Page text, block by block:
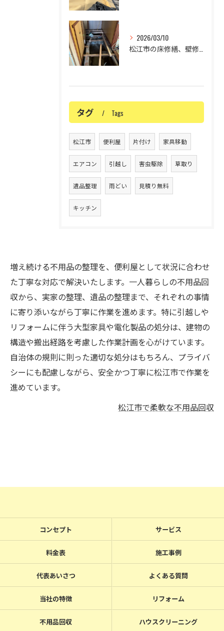
2026/03/10
タグ Tags
松江市 便利屋 片付け 家具移動
エアコン 引越し 害虫駆除 草取り
遺品整理 雨どい 見積り無料
キッチン
増え続ける不用品の整理を、便利屋として状況に合わせ
た丁寧な対応で解決いたします。一人暮らしの不用品回
収から、実家の整理、遺品の整理まで、それぞれの事情
に寄り添いながら丁寧に作業を進めます。特に引越しや
リフォームに伴う大型家具や電化製品の処分は、建物の
構造や搬出経路を考慮した作業計画を心がけています。
自治体の規則に則った適切な処分はもちろん、プライバ
シーにも配慮しながら、安全かつ丁寧に松江市で作業を
進めています。
松江市で柔軟な不用品回収
コンセプト サービス
料金表 施工事例
代表あいさつ よくある質問
当社の特徴 リフォーム
不用品回収 ハウスクリーニング